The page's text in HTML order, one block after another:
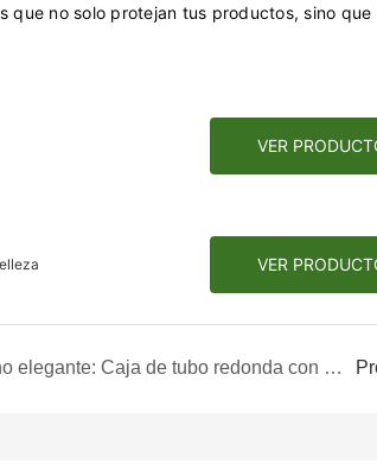
que no solo protejan tus productos, sino que
VER
VER
Contorno elegante: Caja de tubo redonda con estampado de rayas negras